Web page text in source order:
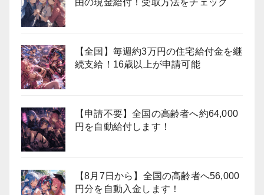
由の現金給付！受取方法をチェック
【全国】毎週約3万円の住宅給付金を継
続支給！16歳以上が申請可能
【申請不要】全国の高齢者へ約64,000
円を自動給付します！
【8月7日から】全国の高齢者へ56,000
円分を自動入金します！